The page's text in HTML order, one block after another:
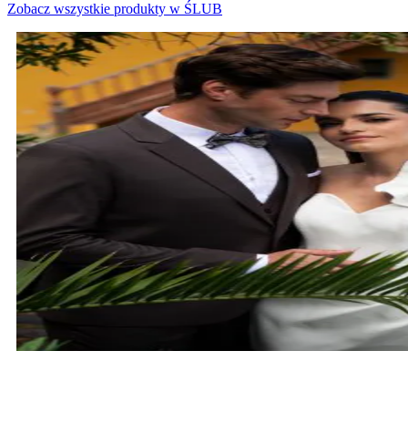
Zobacz wszystkie produkty w ŚLUB